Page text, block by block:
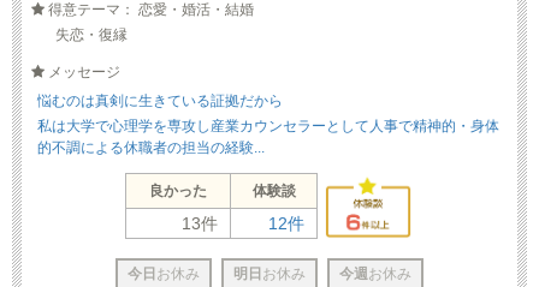
得意テーマ： 恋愛・婚活・結婚
失恋・復縁
メッセージ
悩むのは真剣に生きている証拠だから
私は大学で心理学を専攻し産業カウンセラーとして人事で精神的・身体
的不調による休職者の担当の経験...
良かった 体験談
13件 12件
今日 お休み 明日 お休み 今週 お休み